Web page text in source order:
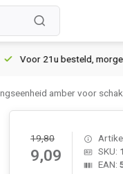
Voor 21u besteld, morgen in
amber voor
19,80
9,09
SKU:
EAN: